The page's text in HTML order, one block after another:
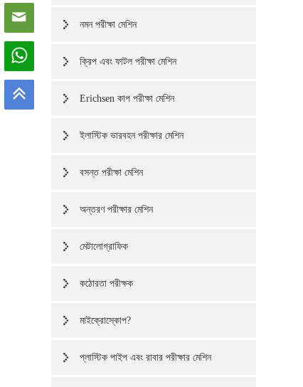
নমন পরীক্ষা মেশিন
ক্রিপ এবং ফাটল পরীক্ষা মেশিন
Erichsen কাপ পরীক্ষা মেশিন
ইলাস্টিক ভারবহন পরীক্ষার মেশিন
বসন্ত পরীক্ষা মেশিন
অন্তরণ পরীক্ষার মেশিন
মেটালোগ্রাফিক
কঠোরতা পরীক্ষক
মাইক্রোস্কোপ?
প্লাস্টিক পাইপ এবং রাবার পরীক্ষার মেশিন